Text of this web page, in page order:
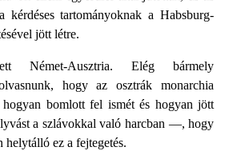
kérdéses tartományoknak a Habsburg-
jött létre.
Német-Ausztria. Elég bármely
hogy az osztrák monarchia
bomlott fel ismét és hogyan jött
a szlávokkal való harcban —, hogy
helytálló ez a fejtegetés.